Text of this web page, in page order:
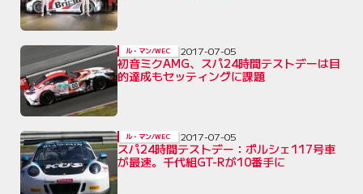
初音ミクAMG、スパ24時間テストデーは目
的達成もセッティングに課題
ル・マン/WEC 2017-07-05
スパ24時間テストデー：ポルシェ117号車
が最速。千代組GT-Rが10番手に
ル・マン/WEC 2017-07-05